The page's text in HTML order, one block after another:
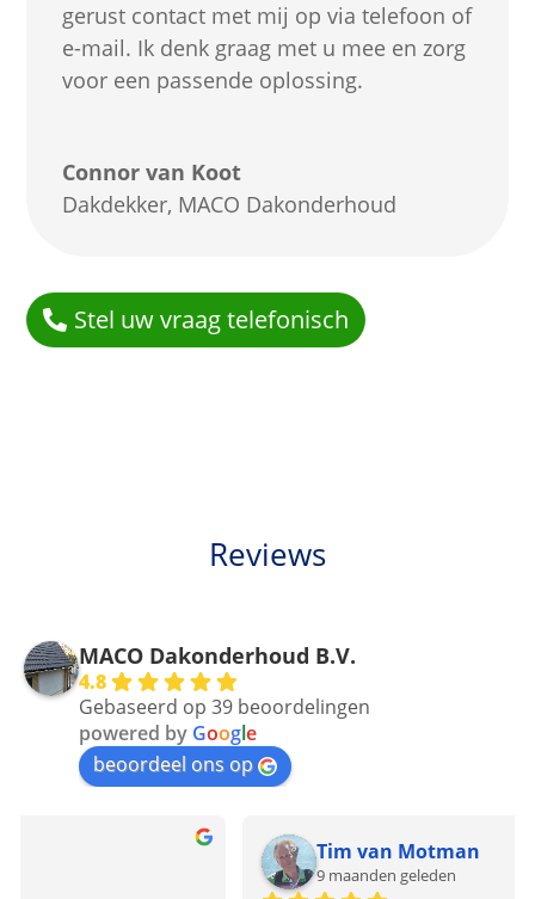
gerust contact met mij op via telefoon of
e-mail. Ik denk graag met u mee en zorg
voor een passende oplossing.
Connor van Koot
Dakdekker, MACO Dakonderhoud
Stel uw vraag telefonisch
Reviews
MACO Dakonderhoud B.V.
4.8
Gebaseerd op 39 beoordelingen
powered by Google
beoordeel ons op
Tim van Motman